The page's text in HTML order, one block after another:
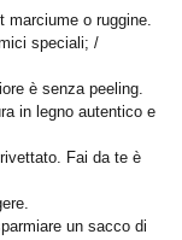
marciume o ruggine.
speciali; /
è senza peeling.
in legno autentico e
Fai da te è
un sacco di